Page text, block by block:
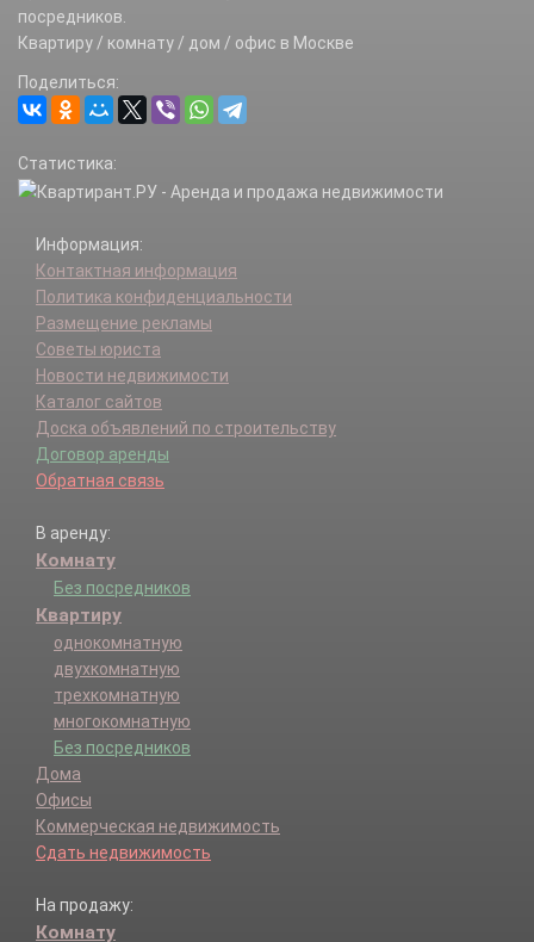
посредников.
Квартиру / комнату / дом / офис в Москве
Поделиться:
Статистика:
Информация:
Контактная информация
Политика конфиденциальности
Размещение рекламы
Советы юриста
Новости недвижимости
Каталог сайтов
Доска объявлений по строительству
Договор аренды
Обратная связь
В аренду:
Комнату
Без посредников
Квартиру
однокомнатную
двухкомнатную
трехкомнатную
многокомнатную
Без посредников
Дома
Офисы
Коммерческая недвижимость
Сдать недвижимость
На продажу:
Комнату